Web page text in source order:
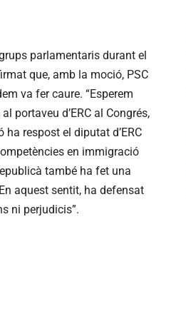
parlamentaris durant el
que, amb la moció, PSC
va fer caure. “Esperem
portaveu d’ERC al Congrés,
respost el diputat d’ERC
en immigració
també ha fet una
aquest sentit, ha defensat
ni perjudicis”.